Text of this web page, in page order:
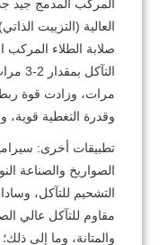
المركب المدمج جيد
العالية (التزييت
صلابة الطلاء
وقدرة التغطية قوية،
تطبيقات أخرى:
الصواريخ والصناعة
التشحيم للتآكل،
مقاوم للتآكل عالي
والمتانة، وما إلى